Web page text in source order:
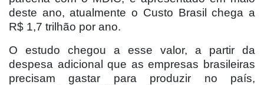
deste ano, atualmente o Custo Brasil chega a
R$ 1,7 trilhão por ano.
O estudo chegou a esse valor, a partir da
despesa adicional que as empresas brasileiras
precisam gastar para produzir no país,